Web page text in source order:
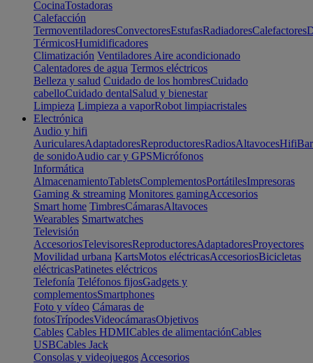
CocinaTostadoras
Calefacción
TermoventiladoresConvectoresEstufasRadiadoresCalefactores
TérmicosHumidificadores
Climatización Ventiladores Aire acondicionado
Calentadores de agua Termos eléctricos
Belleza y salud Cuidado de los hombresCuidado
cabelloCuidado dentalSalud y bienestar
Limpieza Limpieza a vaporRobot limpiacristales
Electrónica
Audio y hifi
AuricularesAdaptadoresReproductoresRadiosAltavocesHifi
de sonidoAudio car y GPSMicrófonos
Informática
AlmacenamientoTabletsComplementosPortátilesImpresoras
Gaming & streaming Monitores gamingAccesorios
Smart home TimbresCámarasAltavoces
Wearables Smartwatches
Televisión
AccesoriosTelevisoresReproductoresAdaptadoresProyectores
Movilidad urbana KartsMotos eléctricasAccesoriosBicicletas
eléctricasPatinetes eléctricos
Telefonía Teléfonos fijosGadgets y
complementosSmartphones
Foto y vídeo Cámaras de
fotosTrípodesVideocámarasObjetivos
Cables Cables HDMICables de alimentaciónCables
USBCables Jack
Consolas y videojuegos Accesorios